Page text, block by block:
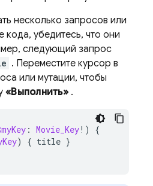
несколько запросов или
кода, убедитесь, что они
следующий запрос
. Переместите курсор в
или мутации, чтобы
«Выполнить».
: Movie_Key!)
{
) { title }